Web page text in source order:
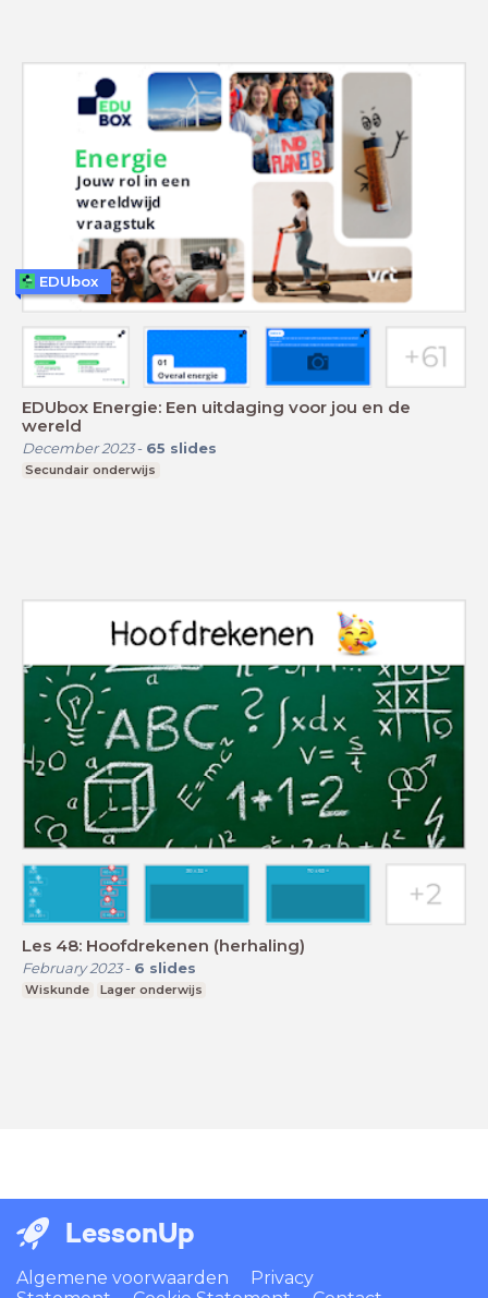
EDUbox Energie: Een uitdaging voor jou en de
wereld
December 2023- 65 slides
Secundair onderwijs
EDUbox
Les 48: Hoofdrekenen (herhaling)
February 2023- 6 slides
Wiskunde Lager onderwijs
LessonUp
Algemene voorwaarden
Privacy